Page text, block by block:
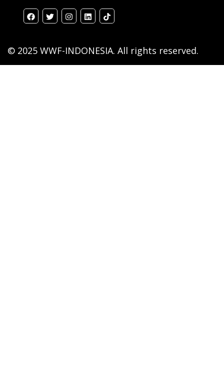
© 2025 WWF-INDONESIA. All rights reserved.